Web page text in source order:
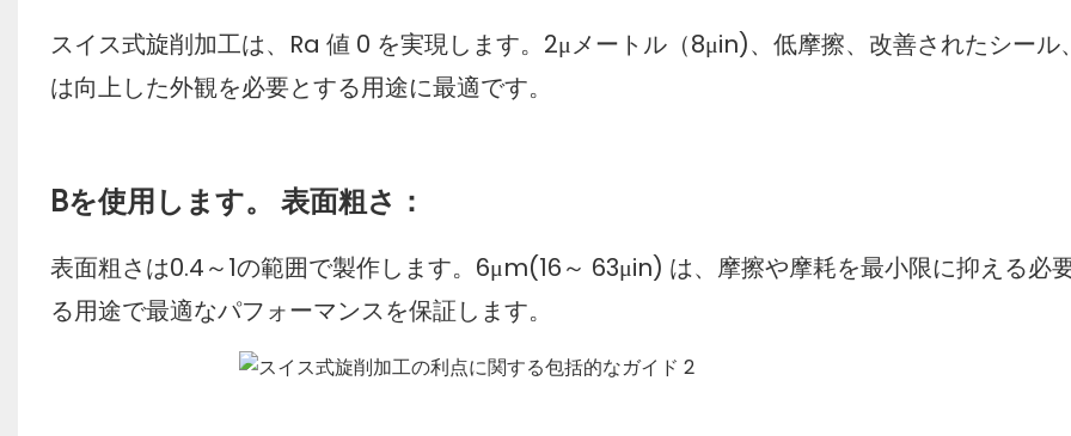
スイス式旋削加工は、Ra 値 0 を実現します。2μメートル（8μin)、低摩擦、改善されたシール
は向上した外観を必要とする用途に最適です。
Bを使用します。 表面粗さ：
表面粗さは0.4～1の範囲で製作します。6μm(16～ 63μin) は、摩擦や摩耗を最小限に抑える必
る用途で最適なパフォーマンスを保証します。